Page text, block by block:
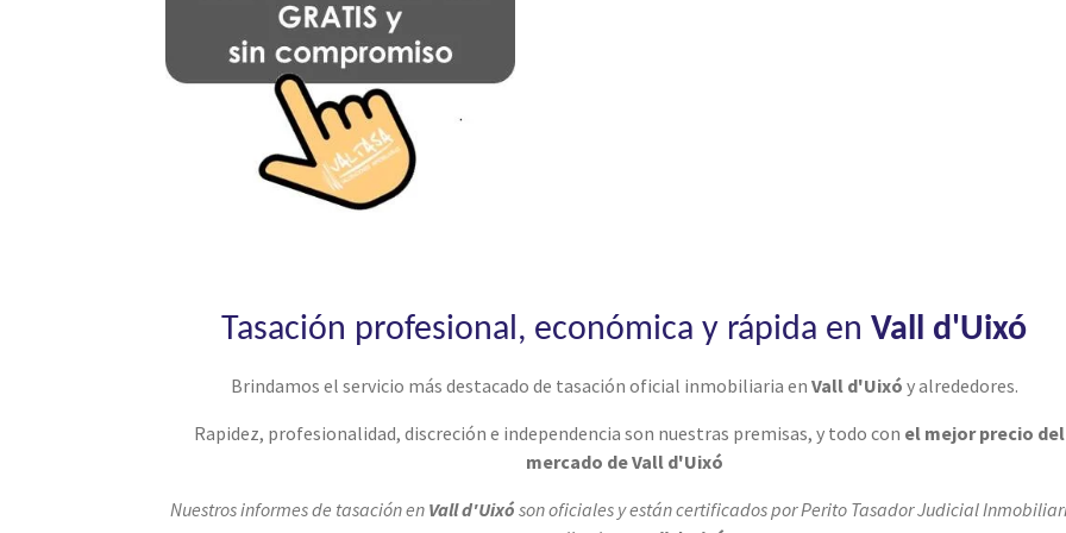
Tasación profesional, económica y rápida enVall d'Uixó
Brindamos el servicio más destacado de tasación oficial inmobiliaria en Vall d'Uixó y alrededores.
Rapidez, profesionalidad, discreción e independencia son nuestras premisas, y todo con el mejor precio del
mercado de Vall d'Uixó
Nuestros informes de tasación en Vall d'Uixóson oficiales y están certificados por Perito Tasador Judicial